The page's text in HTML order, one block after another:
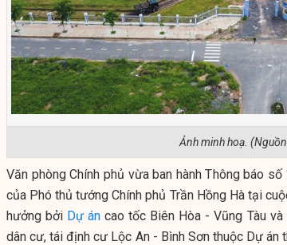
Ảnh minh hoạ.
Văn phòng Chính phủ vừa ban hành Thông báo
của Phó thủ tướng Chính phủ Trần Hồng Hà tại
hưởng bởi Dự án cao tốc Biên Hòa - Vũng Tàu
dân cư, tái định cư Lộc An - Bình Sơn thuộc Dự